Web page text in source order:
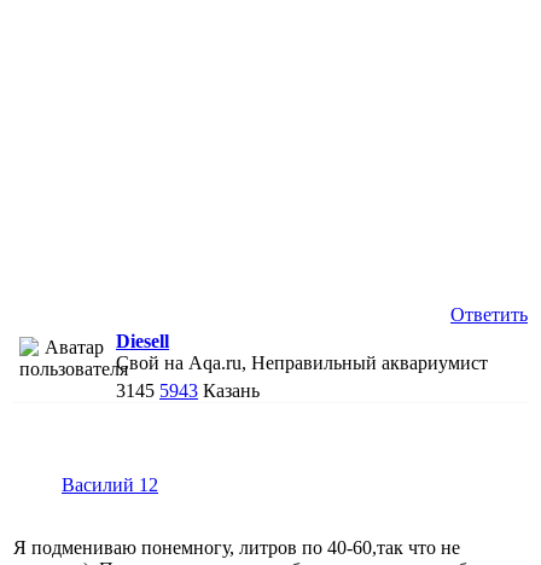
Ответить
Diesell
Свой на Aqa.ru, Неправильный аквариумист
3145 5943 Казань
Василий 12
Я подмениваю понемногу, литров по 40-60,так что не